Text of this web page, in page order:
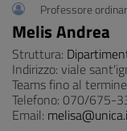
Professore
Melis Andrea
Struttura:
Indirizzo: viale
Teams fino al
Telefono: 070/675-
Email: